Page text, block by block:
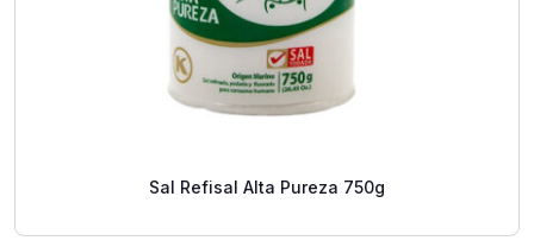
Sal Refisal Alta Pureza 750g